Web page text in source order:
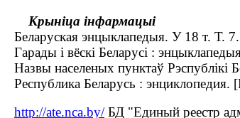
Крыніца інфармацыі
Беларуская энцыклапедыя. У 18 т. Т.
Гарады і вёскі Беларусі :
Назвы населеных пунктаў Рэспублікі
Республика Беларусь :
http://ate.nca.by/БД "Единый реестр